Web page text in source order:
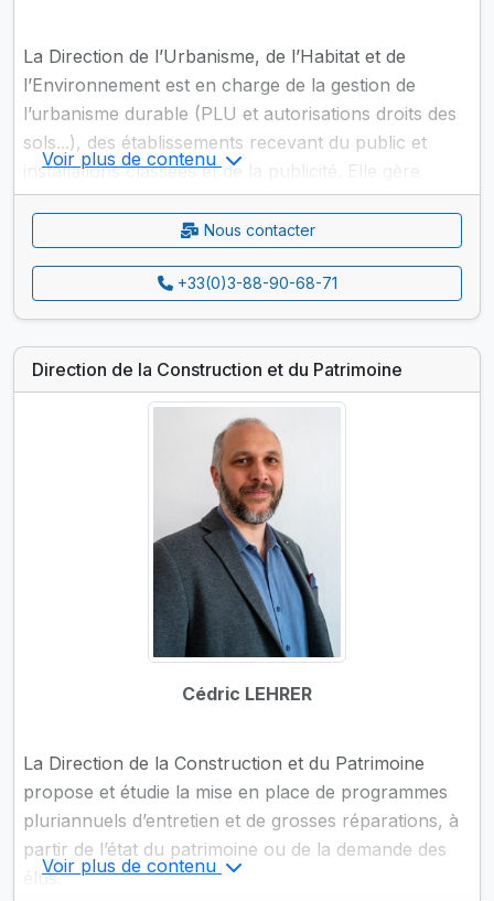
La Direction de l’Urbanisme, de l’Habitat et de
l’Environnement est en charge de la gestion de
l’urbanisme durable (PLU et autorisations droits des
sols...), des établissements recevant du public et
installations classées et de la publicité. Elle gère
également les occupations du domaine public (dont
terrasses, marchés...), les transactions
matière d'habitat.
En matière environnementale, elle assure notamment
la gestion des forêts et jardins familiaux, la mise en
œuvre des mesures compensatoires et la gestion des
Voir plus de contenu
Nous contacter
+33(0)3-88-90-68-71
Direction de la Construction et du Patrimoine
Cédric LEHRER
La Direction de la Construction et du Patrimoine
propose et étudie la mise en place de programmes
pluriannuels d’entretien et de grosses réparations, à
partir de l’état du patrimoine ou de la demande des
élus.
Voir plus de contenu